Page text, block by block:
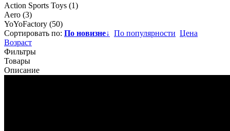
Action Sports Toys (1)
Aero (3)
YoYoFactory (50)
Сортировать по: По новизне↓ По популярности Цена
Возраст
Фильтры
Товары
Описание